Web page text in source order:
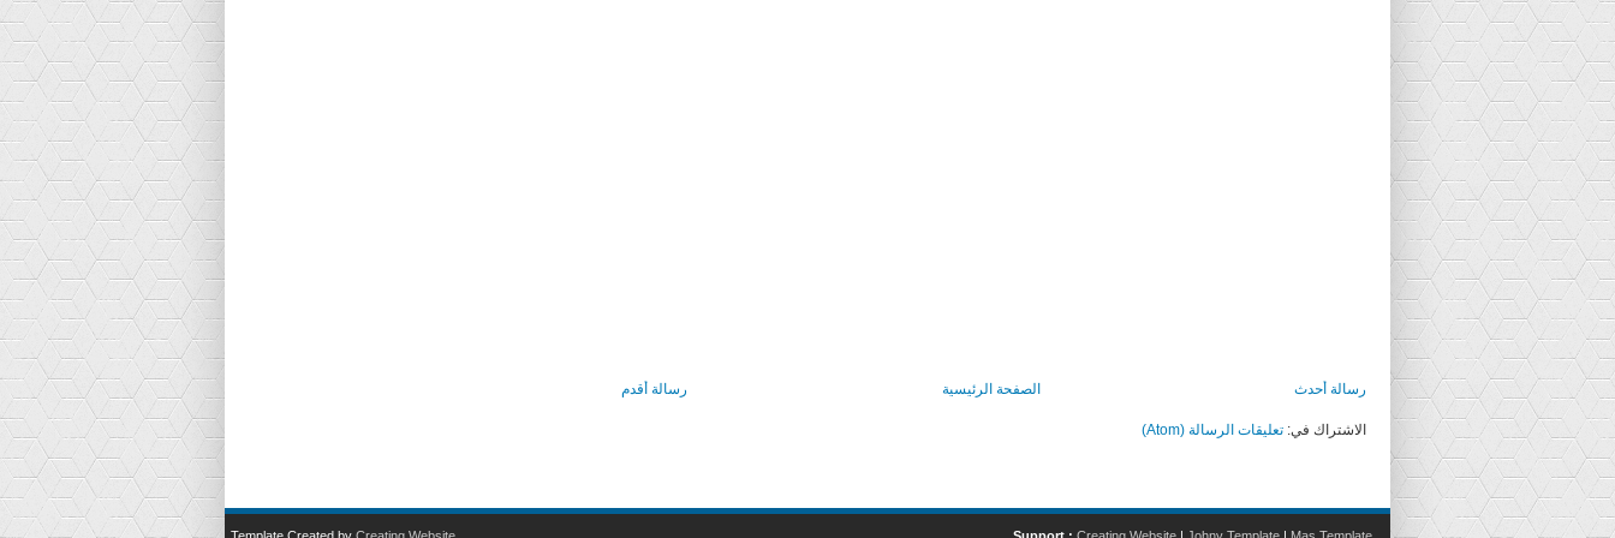
رسالة أحدث رسالة أقدم الصفحة الرئيسية
الاشتراك في: تعليقات الرسالة (Atom)